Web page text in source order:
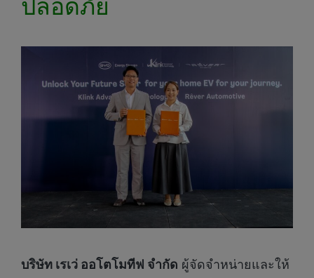
ปลอดภัย
บริษัท เรเว่ ออโตโมทีฟ จำกัด ผู้จัดจำหน่ายและให้